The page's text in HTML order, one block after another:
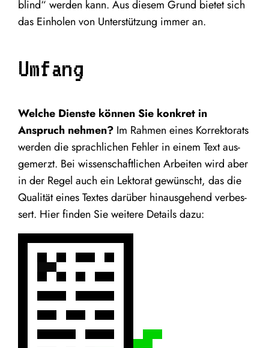
blind“ wer­den kann. Aus die­sem Grund bie­tet sich
das Ein­ho­len von Unter­stüt­zung immer an.
Umfang
Wel­che Diens­te kön­nen Sie kon­kret in
Anspruch neh­men? Im Rah­men eines Kor­rek­to­rats
wer­den die sprach­li­chen Feh­ler in einem Text aus­
ge­merzt. Bei wis­sen­schaft­li­chen Arbei­ten wird aber
in der Regel auch ein Lek­to­rat gewünscht, das die
Qua­li­tät eines Tex­tes dar­über hin­aus­ge­hend ver­bes­
sert. Hier fin­den Sie wei­te­re Details dazu: